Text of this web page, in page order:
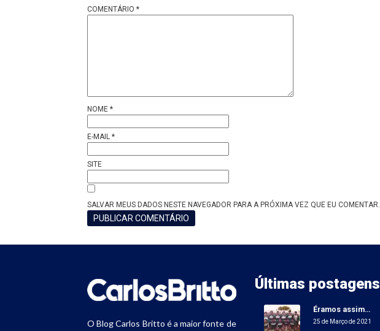
COMENTÁRIO *
NOME *
E-MAIL *
SITE
SALVAR MEUS DADOS NESTE NAVEGADOR PARA A PRÓXIMA VEZ QUE EU COMENTAR.
O Blog Carlos Britto é a maior fonte de
Últimas postagens
Éramos assim…
25 de Março de 2021